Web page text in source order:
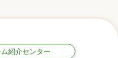
紹介センター